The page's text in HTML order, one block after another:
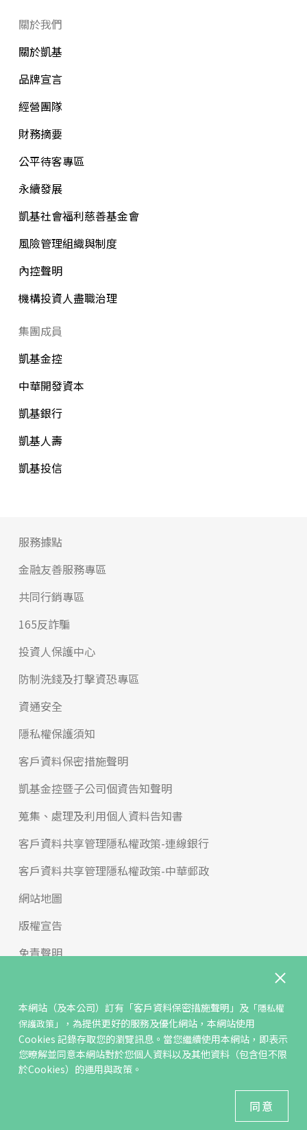
本網站（及本公司）訂有 「客戶資料保密措施聲明」 及「隱私權
保護政策」
，為提供更好的服務及優化網站，本網站使用
Cookies 記錄存取您的瀏覽訊息。當您繼續使用本網站，即表示
您暸解並同意本網站對於您個人資料以及其他資料（包含但不限
於Cookies）的運用與政策。
同意
關於我們
關於凱基
品牌宣言
經營團隊
財務摘要
公平待客專區
永續發展
凱基社會福利慈善基金會
風險管理組織與制度
內控聲明
機構投資人盡職治理
集團成員
凱基金控
中華開發資本
凱基銀行
凱基人壽
凱基投信
服務據點
金融友善服務專區
共同行銷專區
165反詐騙
投資人保護中心
防制洗錢及打擊資恐專區
資通安全
隱私權保護須知
客戶資料保密措施聲明
凱基金控暨子公司個資告知聲明
蒐集、處理及利用個人資料告知書
客戶資料共享管理隱私權政策-連線銀行
客戶資料共享管理隱私權政策-中華郵政
網站地圖
版權宣告
免責聲明
反詐騙專區
© KGIS Securities 2021版權所有
建議瀏覽器 Edge、Chrome、Safari、Firefox 以上最新版本